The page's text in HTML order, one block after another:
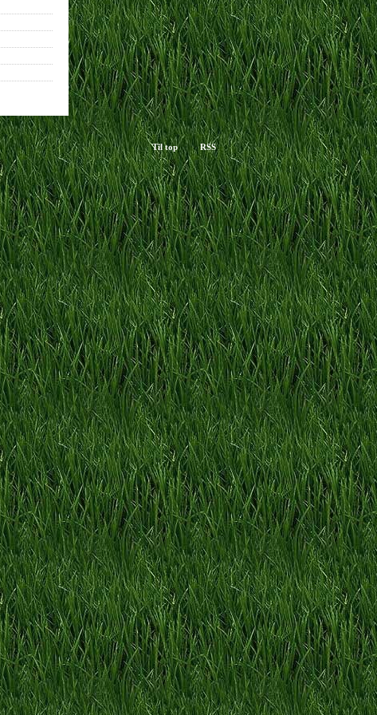
Til top RSS